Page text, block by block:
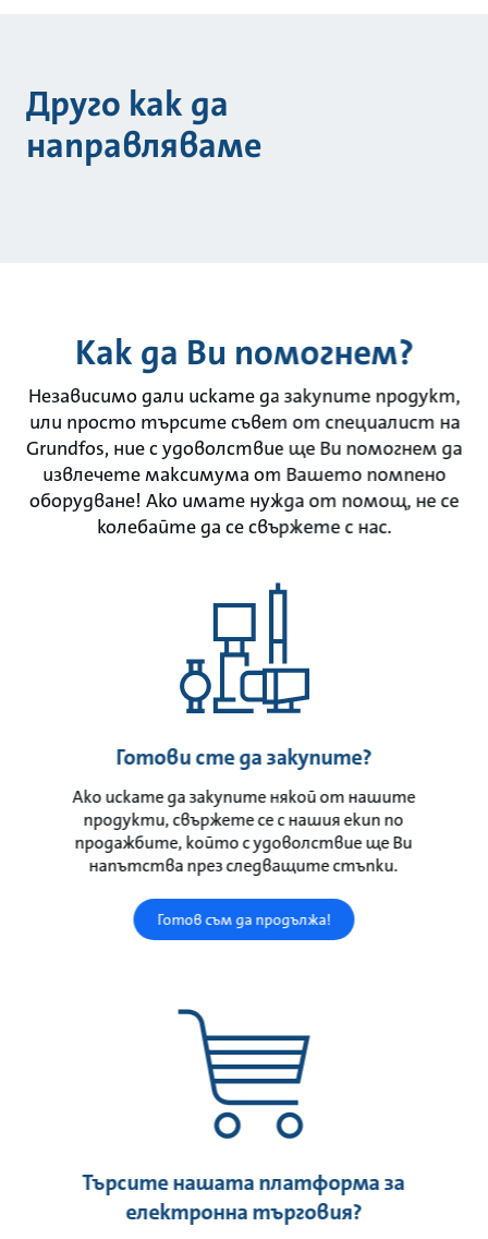
Друго как да
направляваме
Как да Ви помогнем?
Независимо дали искате да закупите продукт,
или просто търсите съвет от специалист на
Grundfos, ние с удоволствие ще Ви помогнем да
извлечете максимума от Вашето помпено
оборудване! Ако имате нужда от помощ, не се
колебайте да се свържете с нас.
Готови сте да закупите?
Ако искате да закупите някой от нашите
продукти, свържете се с нашия екип по
продажбите, който с удоволствие ще Ви
напътства през следващите стъпки.
Готов съм да продължа!
Търсите нашата платформа за
електронна търговия?